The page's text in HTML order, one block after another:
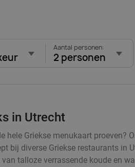
Aantal personen:
2 personen
in Utrecht
hele Griekse menukaart proeven?
bij diverse Griekse restaurants in
talloze verrassende koude en